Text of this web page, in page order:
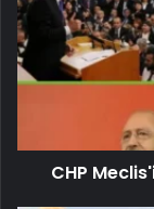
CHP